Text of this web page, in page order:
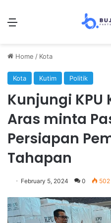
Menu
Home / Kota
Kota Kutim Politik
Kunjungi KPU
Aras minta
Persiapan
Tahapan
February 5, 2024 0 502